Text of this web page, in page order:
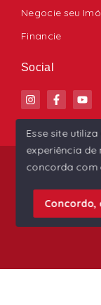
Negocie seu
Financie
Social
© Copyright
SITE PARA IMOBILIARIA
Esse site utiliza
experiência de
concorda com